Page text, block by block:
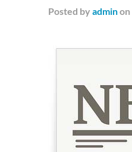
Posted by adminon